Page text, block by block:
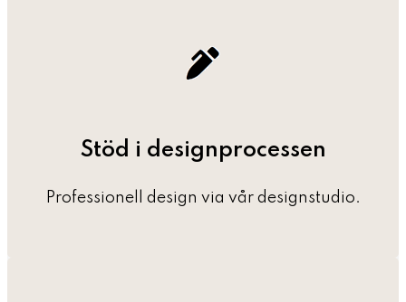
Stöd i designprocessen
Professionell design via vår designstudio.